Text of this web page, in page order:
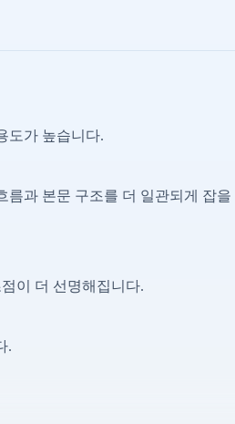
도가 높습니다.
름과 본문 구조를 더 일관되게 잡을
이 더 선명해집니다.
.